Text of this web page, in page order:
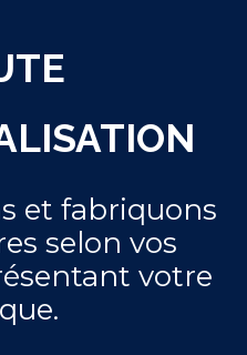
et fabriquons
selon vos
votre